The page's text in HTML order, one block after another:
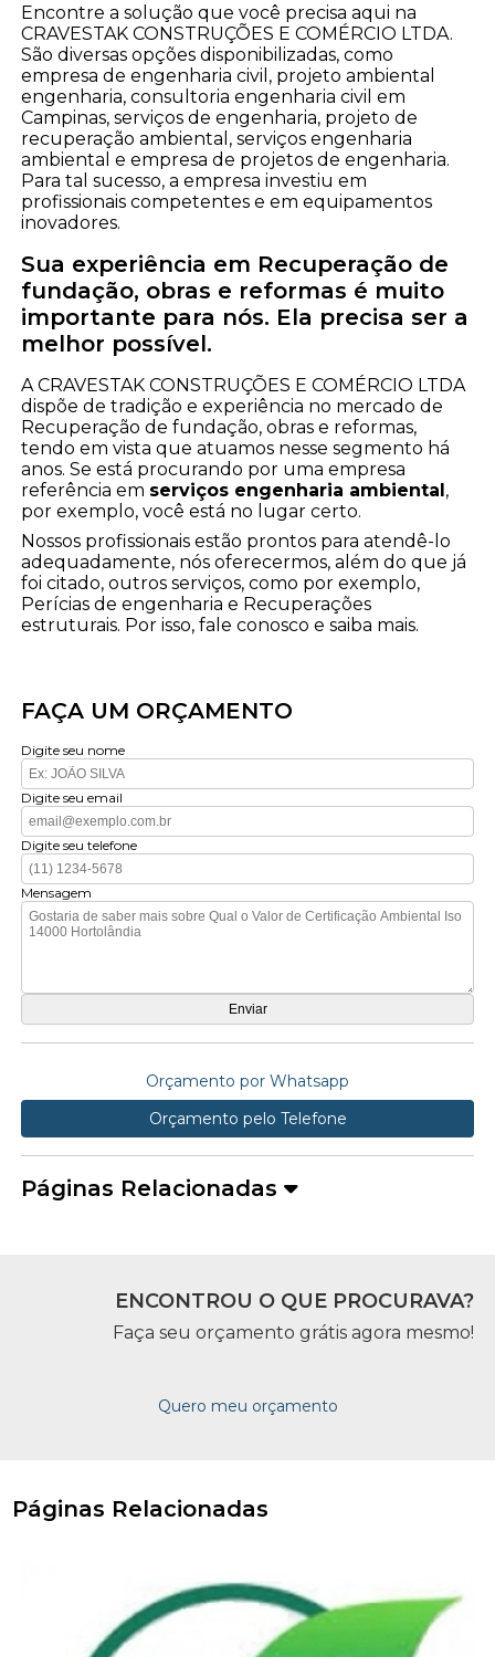
Encontre a solução que você precisa aqui na
CRAVESTAK CONSTRUÇÕES E COMÉRCIO LTDA.
São diversas opções disponibilizadas, como
empresa de engenharia civil, projeto ambiental
engenharia, consultoria engenharia civil em
Campinas, serviços de engenharia, projeto de
recuperação ambiental, serviços engenharia
ambiental e empresa de projetos de engenharia.
Para tal sucesso, a empresa investiu em
profissionais competentes e em equipamentos
inovadores.
Sua experiência em Recuperação de
fundação, obras e reformas é muito
importante para nós. Ela precisa ser a
melhor possível.
A CRAVESTAK CONSTRUÇÕES E COMÉRCIO LTDA
dispõe de tradição e experiência no mercado de
Recuperação de fundação, obras e reformas,
tendo em vista que atuamos nesse segmento há
anos. Se está procurando por uma empresa
referência em serviços engenharia ambiental,
por exemplo, você está no lugar certo.
Nossos profissionais estão prontos para atendê-lo
adequadamente, nós oferecermos, além do que já
foi citado, outros serviços, como por exemplo,
Perícias de engenharia e Recuperações
estruturais. Por isso, fale conosco e saiba mais.
FAÇA UM ORÇAMENTO
Digite seu nome
Digite seu email
Digite seu telefone
Mensagem
Orçamento por Whatsapp
Orçamento pelo Telefone
Páginas Relacionadas
ENCONTROU O QUE PROCURAVA?
Faça seu orçamento grátis agora mesmo!
Quero meu orçamento
Páginas Relacionadas